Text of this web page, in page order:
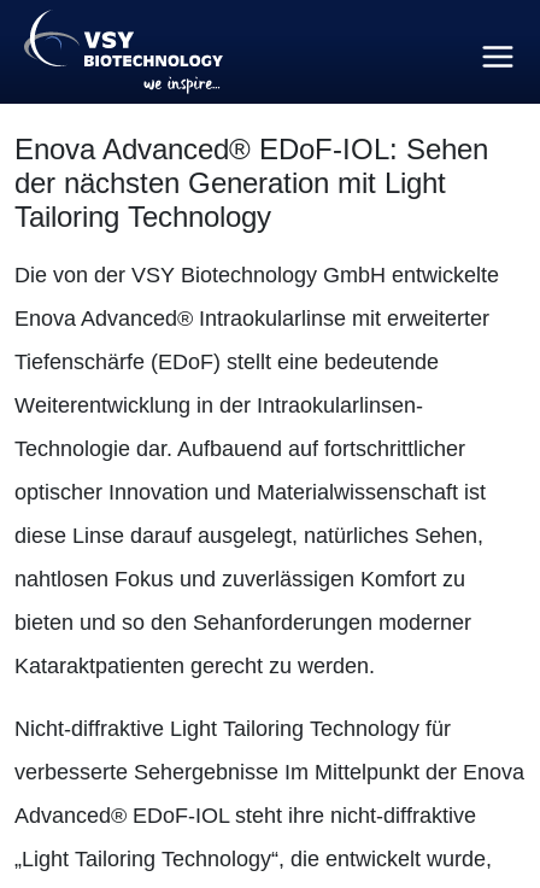
Enova Advanced® EDoF-IOL: Sehen
der nächsten Generation mit Light
Tailoring Technology
Die von der VSY Biotechnology GmbH entwickelte
Enova Advanced® Intraokularlinse mit erweiterter
Tiefenschärfe (EDoF) stellt eine bedeutende
Weiterentwicklung in der Intraokularlinsen-
Technologie dar. Aufbauend auf fortschrittlicher
optischer Innovation und Materialwissenschaft ist
diese Linse darauf ausgelegt, natürliches Sehen,
nahtlosen Fokus und zuverlässigen Komfort zu
bieten und so den Sehanforderungen moderner
Kataraktpatienten gerecht zu werden.
Nicht-diffraktive Light Tailoring Technology für
verbesserte Sehergebnisse Im Mittelpunkt der Enova
Advanced® EDoF-IOL steht ihre nicht-diffraktive
„Light Tailoring Technology“, die entwickelt wurde,